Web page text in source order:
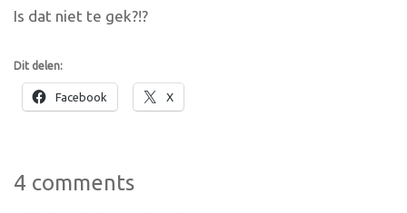
Is dat niet te gek?!?
Dit delen:
Facebook X
4 comments